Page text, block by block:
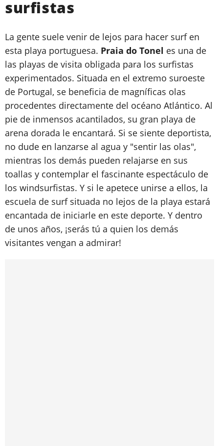
surfistas
La gente suele venir de lejos para hacer surf en
esta playa portuguesa. Praia do Tonel es una de
las playas de visita obligada para los surfistas
experimentados. Situada en el extremo suroeste
de Portugal, se beneficia de magníficas olas
procedentes directamente del océano Atlántico. Al
pie de inmensos acantilados, su gran playa de
arena dorada le encantará. Si se siente deportista,
no dude en lanzarse al agua y "sentir las olas",
mientras los demás pueden relajarse en sus
toallas y contemplar el fascinante espectáculo de
los windsurfistas. Y si le apetece unirse a ellos, la
escuela de surf situada no lejos de la playa estará
encantada de iniciarle en este deporte. Y dentro
de unos años, ¡serás tú a quien los demás
visitantes vengan a admirar!